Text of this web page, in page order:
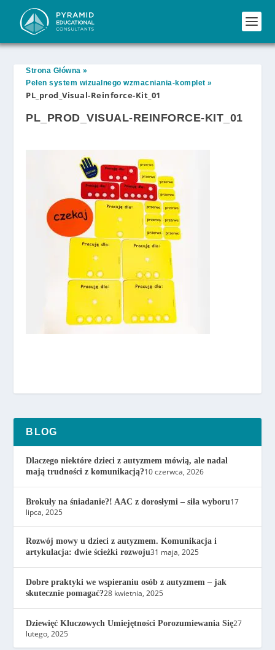
Strona Główna »
Pełen system wizualnego wzmacniania-komplet »
PL_prod_Visual-Reinforce-Kit_01
PL_PROD_VISUAL-REINFORCE-KIT_01
BLOG
Dlaczego niektóre dzieci z autyzmem mówią, ale nadal
mają trudności z komunikacją?10 czerwca, 2026
Brokuły na śniadanie?! AAC z dorosłymi – siła wyboru17
lipca, 2025
Rozwój mowy u dzieci z autyzmem. Komunikacja i
artykulacja: dwie ścieżki rozwoju31 maja, 2025
Dobre praktyki we wspieraniu osób z autyzmem – jak
skutecznie pomagać?28 kwietnia, 2025
Dziewięć Kluczowych Umiejętności Porozumiewania Się27
lutego, 2025